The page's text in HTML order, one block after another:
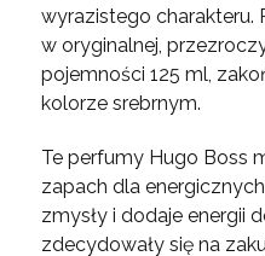
wyrazistego charakteru.
w oryginalnej,
pojemności 125 ml,
kolorze srebrnym.
Te perfumy Hugo Boss
zapach dla
zmysły i dodaje energii
zdecydowały się na